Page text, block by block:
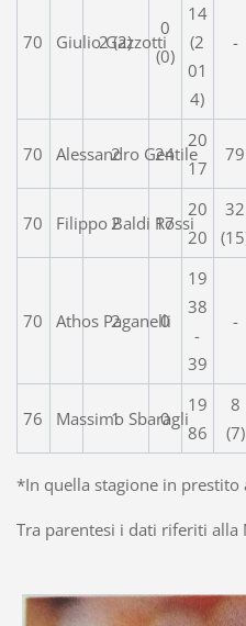
70 Giulio Gazzotti
2 (2)
0
(0)
14
(2
01
4)
-
70 Alessandro Gentile
2 24
20
17
79
70 Filippo Baldi Rossi
2 17
20
20
32
70 Athos Paganelli
2 0
19
38
-
39
-
76 Massimo Sbaragli
1 0
19
86
8
(7)
*In quella stagione in prestito
Tra parentesi i dati riferiti alla